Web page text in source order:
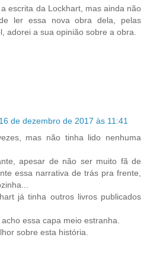
escrita da Lockhart, mas ainda não
ler essa nova obra dela, pelas
adorei a sua opinião sobre a obra.
16 de dezembro de 2017 às 11:41
mas não tinha lido nenhuma
apesar de não ser muito fã de
essa narrativa de trás pra frente,
já tinha outros livros publicados
essa capa meio estranha.
sobre esta história.